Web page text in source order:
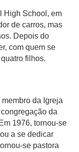
High School, em
de carros, mas
Depois do
com quem se
filhos.
da Igreja
da
1976, tornou-se
a se dedicar
se pastora